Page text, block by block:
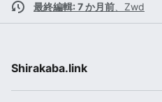
最終編輯: 7 か月前 Zwd
Shirakaba.link